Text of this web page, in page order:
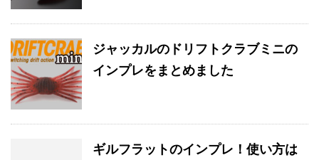
ジャッカルのドリフトクラブミニの
インプレをまとめました
ギルフラットのインプレ！使い方は